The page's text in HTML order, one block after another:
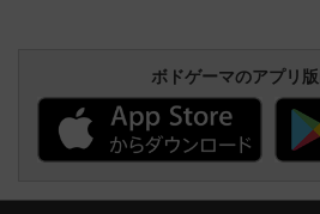
ボドゲーマのアプリ